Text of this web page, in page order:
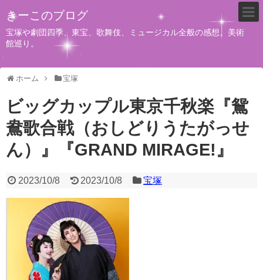
きーこのブログ
宝塚や劇団四季、東宝、歌舞伎、ミュージカル全般の感想。美術
館巡り。
ホーム 宝塚
ビッグカップル東京千秋楽『鴛
鴦歌合戦（おしどりうたがっせ
ん）』『GRAND MIRAGE!』
2023/10/8 2023/10/8 宝塚